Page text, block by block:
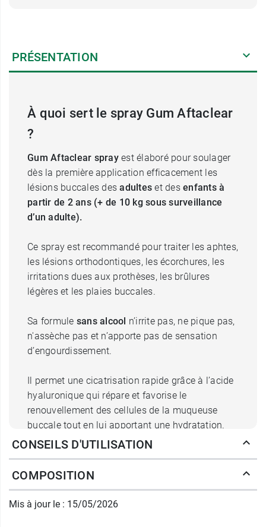
PRÉSENTATION
À quoi sert le spray Gum Aftaclear
?
Gum Aftaclear sprayest élaboré pour soulager
dès la première application efficacement les
lésions buccales desadultes et des enfants à
partir de 2 ans (+ de 10 kg sous surveillance
d’un adulte).
Ce spray est recommandé pour traiter les aphtes,
les lésions orthodontiques, les écorchures, les
irritations dues aux prothèses, les brûlures
légères et les plaies buccales.
Sa formule sans alcool n’irrite pas, ne pique pas,
n'assèche pas et n’apporte pas de sensation
d’engourdissement.
Il permet une cicatrisation rapide grâce à l’acide
hyaluronique qui répare et favorise le
renouvellement des cellules de la muqueuse
buccale tout en lui apportant une hydratation.
Quelle est la formule du spray Gum
Afta Clear ?
L’extrait de racine de gingembre associé à la
CONSEILS D'UTILISATION
COMPOSITION
Mis à jour le : 15/05/2026